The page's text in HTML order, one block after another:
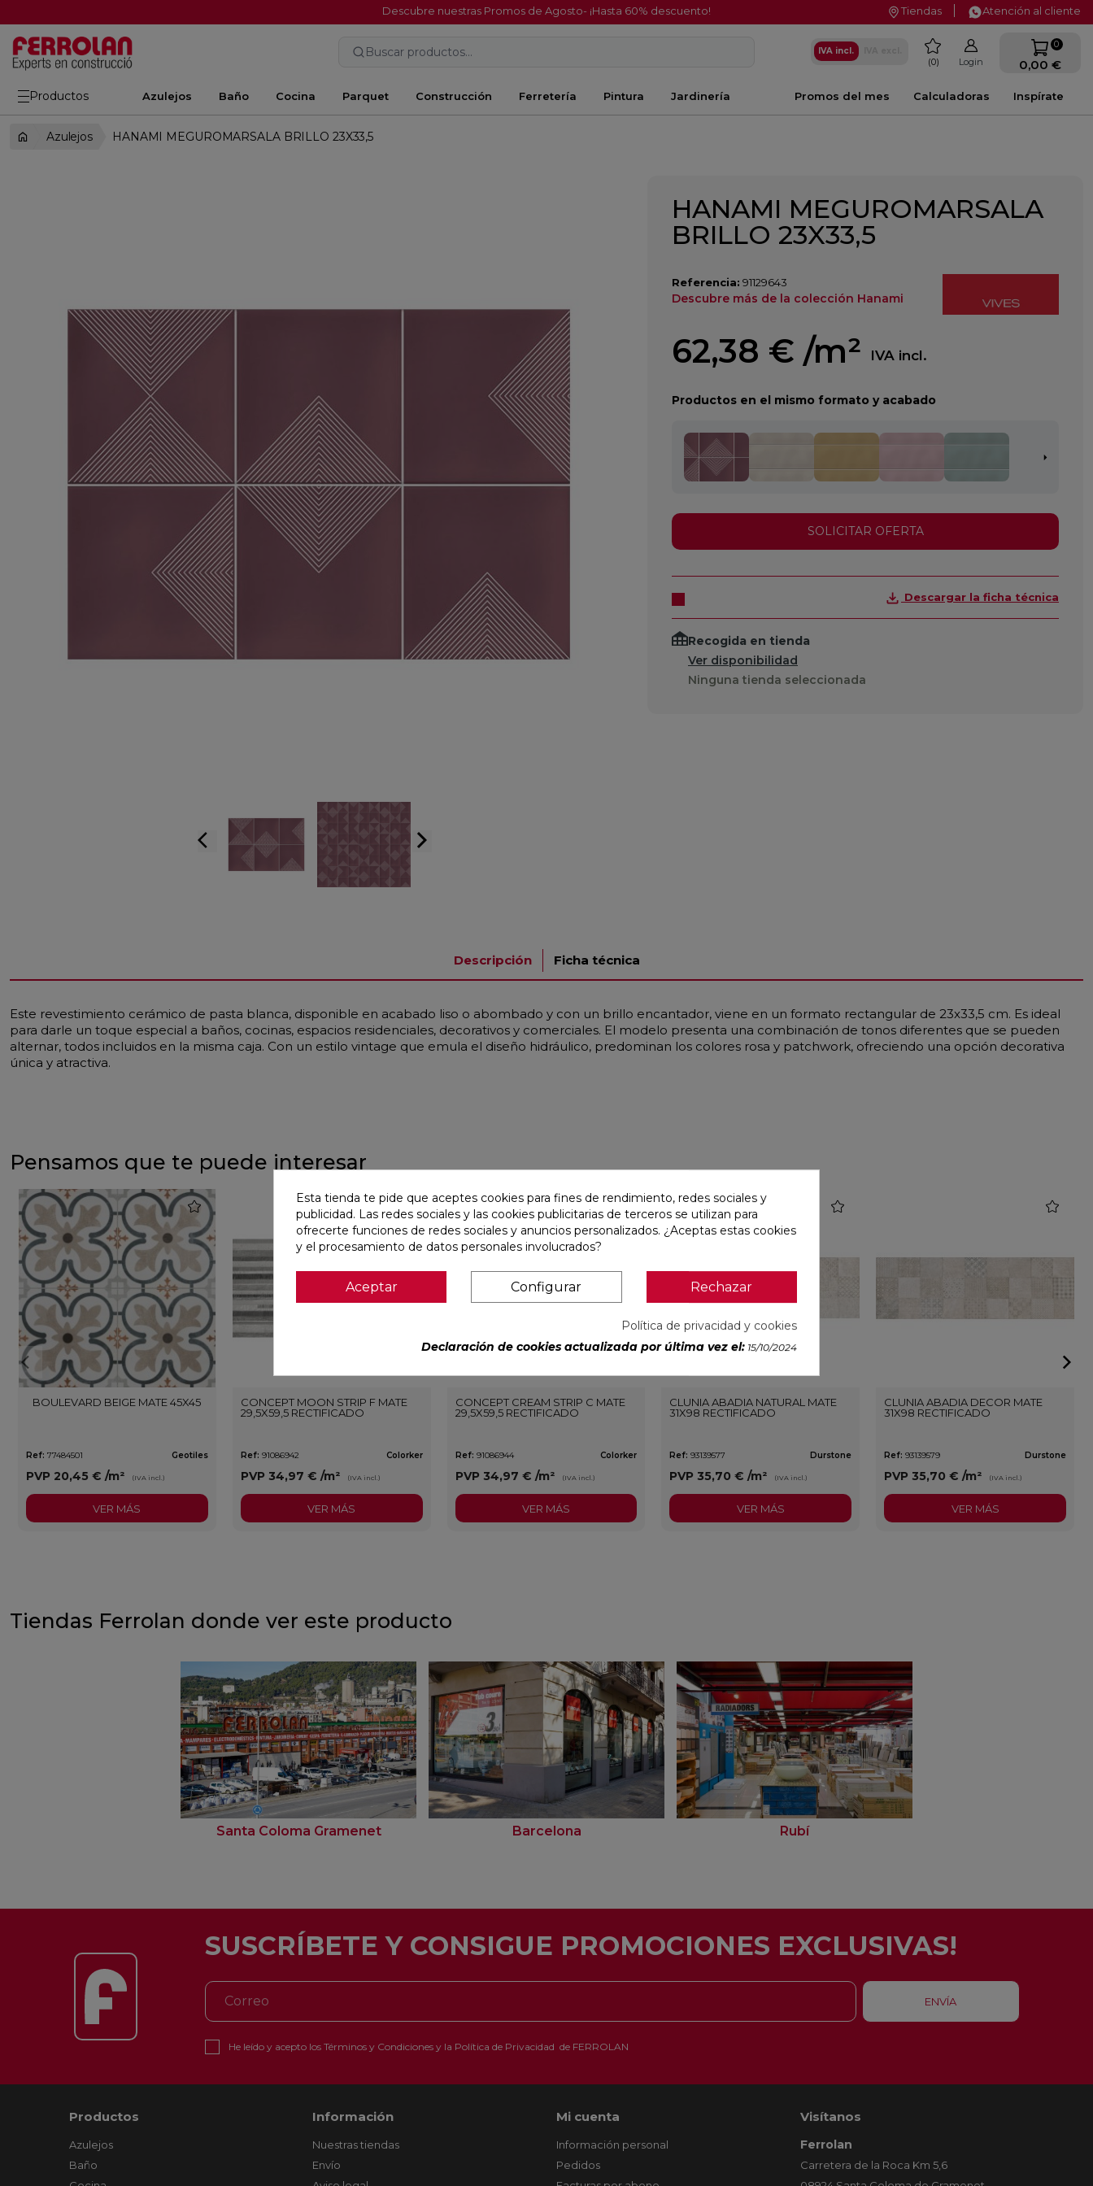
Descubre nuestras Promos de Agosto- ¡Hasta 60% descuento! Tiendas Atención al cliente
Buscar productos... IVA incl. favorite
0 Login
0
0,00 €
Productos Azulejos Baño Cocina Parquet Construcción Ferretería Pintura Jardinería Inspírate
Calculadoras
Promos del mes
Azulejos HANAMI MEGUROMARSALA BRILLO 23X33,5
arrow_back_ios arrow_forward_ios
HANAMI MEGUROMARSALA
BRILLO 23X33,5
Referencia: 91129643
Descubre más de la colección Hanami
62,38 € /m² IVA incl.
Productos en el mismo formato y acabado
SOLICITAR OFERTA
Descargar la ficha técnica
Recogida en tienda
Ver disponibilidad
Ninguna tienda seleccionada
Descripción Ficha técnica
Este revestimiento cerámico de pasta blanca, disponible en acabado liso o abombado y con un brillo encantador, viene en un formato rectangular de 23x33,5 cm. Es ideal
para darle un toque especial a baños, cocinas, espacios residenciales, decorativos y comerciales. El modelo presenta una combinación de tonos diferentes que se pueden
alternar, todos incluidos en la misma caja. Con un estilo vintage que emula el diseño hidráulico, predominan los colores rosa y patchwork, ofreciendo una opción decorativa
única y atractiva.
Pensamos que te puede interesar
BOULEVARD BEIGE MATE 45X45
Ref: 77484501 Geotiles
PVP 20,45 € /m² (IVA incl.)
favorite
VER MÁS
CONCEPT MOON STRIP F MATE
29,5X59,5 RECTIFICADO
Ref: 91086942 Colorker
PVP 34,97 € /m² (IVA incl.)
favorite
VER MÁS
CONCEPT CREAM STRIP C MATE
29,5X59,5 RECTIFICADO
Ref: 91086944 Colorker
PVP 34,97 € /m² (IVA incl.)
favorite
VER MÁS
CLUNIA ABADIA NATURAL MATE
31X98 RECTIFICADO
Ref: 93139577 Durstone
PVP 35,70 €/m² (IVA incl.)
VER MÁS
CLUNIA ABADIA DECOR MATE
31X98 RECTIFICADO
Ref: 93139579 Durstone
PVP 35,70 €/m² (IVA incl.)
favorite
VER MÁS
Tiendas Ferrolan donde ver este producto
Santa Coloma Gramenet Barcelona Rubí
SUSCRÍBETE Y CONSIGUE PROMOCIONES EXCLUSIVAS!
He leído y acepto los Términos y Condicionesy la Política de Privacidad de FERROLAN
Productos
Azulejos
Baño
Información
Nuestras tiendas
Envío
Mi cuenta
Información personal
Pedidos
Visítanos
Ferrolan
Carretera de la Roca Km 5,6
Esta tienda te pide que aceptes cookies para fines de rendimiento, redes sociales y
publicidad. Las redes sociales y las cookies publicitarias de terceros se utilizan para
ofrecerte funciones de redes sociales y anuncios personalizados. ¿Aceptas estas cookies
y el procesamiento de datos personales involucrados?
Aceptar Configurar Rechazar
Política de privacidad y cookies
Declaración de cookies actualizada por última vez el: 15/10/2024